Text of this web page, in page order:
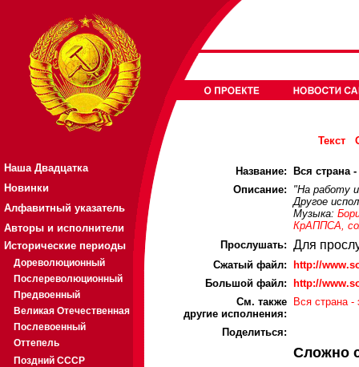
Наша Двадцатка
Новинки
Алфавитный указатель
Авторы и исполнители
Исторические периоды
Дореволюционный
Послереволюционный
Предвоенный
Великая Отечественная
Послевоенный
Оттепель
Поздний СССР
Текст
Название:
Вся страна
Описание:
"На работу
Другое
Музыка:
КрАППСА,
Прослушать: Для
Cжатый файл:
http://
Большой файл:
http://
См. также
другие исполнения:
Вся страна
Поделиться:
Сложно